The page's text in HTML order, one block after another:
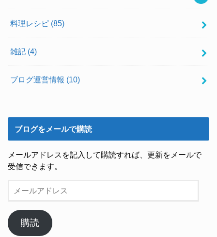
料理レシピ (85)
雑記 (4)
ブログ運営情報 (10)
ブログをメールで購読
メールアドレスを記入して購読すれば、更新をメールで
受信できます。
ー
ア
ド
購読